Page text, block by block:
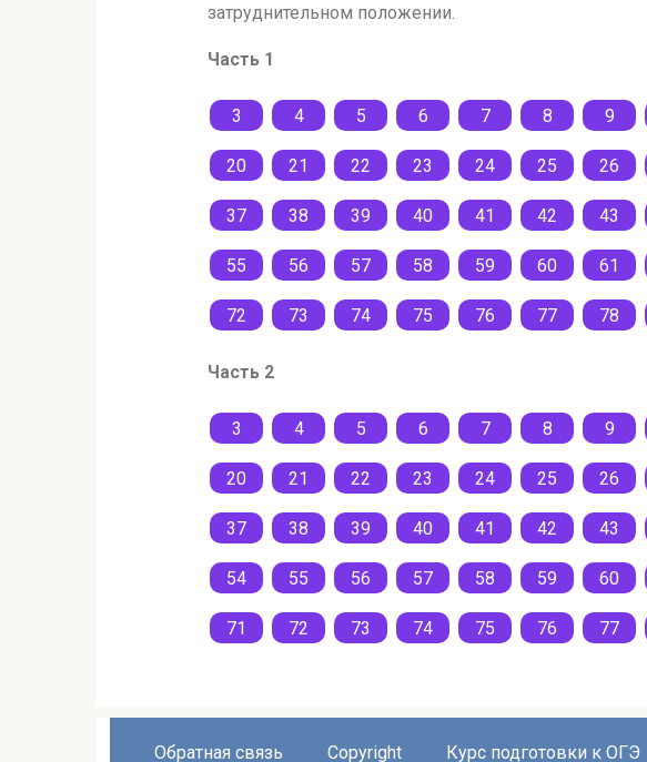
затруднительном положении.
Часть 1
3 4 5 6 7 8 9
20 21 22 23 24 25 26
37 38 39 40 41 42 43
55 56 57 58 59 60 61
72 73 74 75 76 77 78
Часть 2
3 4 5 6 7 8 9
20 21 22 23 24 25 26
37 38 39 40 41 42 43
54 55 56 57 58 59 60
71 72 73 74 75 76 77
Обратная связь Copyright Курс подготовки к ОГЭ